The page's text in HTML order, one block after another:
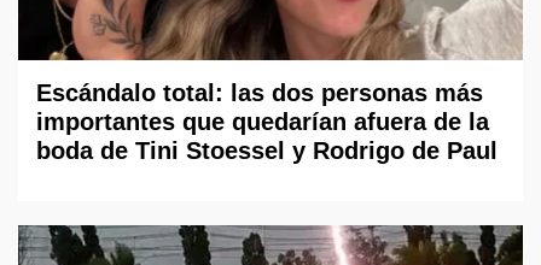
Escándalo total: las dos personas más
importantes que quedarían afuera de la
boda de Tini Stoessel y Rodrigo de Paul